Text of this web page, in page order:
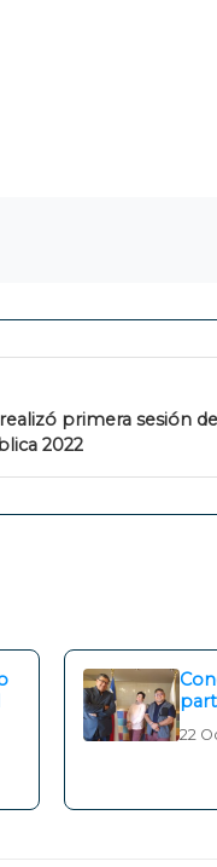
primera sesión
2022
22